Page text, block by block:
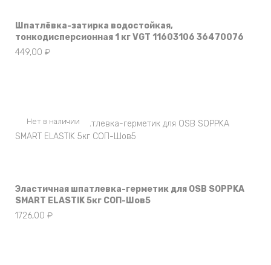
Шпатлёвка-затирка водостойкая,
тонкодисперсионная 1 кг VGT 11603106 36470076
449,00 ₽
Нет в наличии
Эластичная шпатлевка-герметик для OSB SOPPKA
SMART ELASTIK 5кг СОП-Шов5
1726,00 ₽